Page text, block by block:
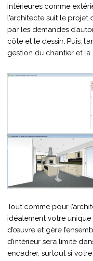
intérieures comme
l’architecte suit le
par les demandes
côte et le dessin. Puis,
gestion du chantier et
Tout comme pour
idéalement votre unique
d’œuvre et gère
d’intérieur sera limité
encadrer, surtout si